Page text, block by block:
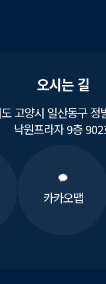
오시는 길
고양시 일산동구 정
낙원프라자 9층 902
카카오맵